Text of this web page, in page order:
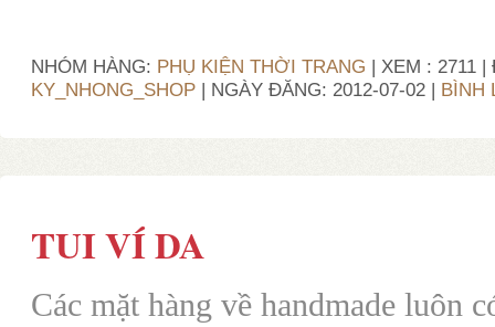
NHÓM HÀNG: PHỤ KIỆN THỜI TRANG | XEM : 2711
KY_NHONG_SHOP | NGÀY ĐĂNG: 2012-07-02 | BÌNH
TUI VÍ DA
Các mặt hàng về handmade luôn